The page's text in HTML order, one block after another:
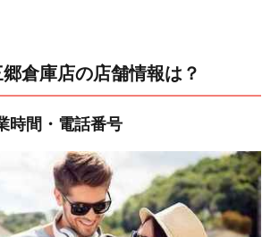
倉庫店の店舗情報は？
間・電話番号